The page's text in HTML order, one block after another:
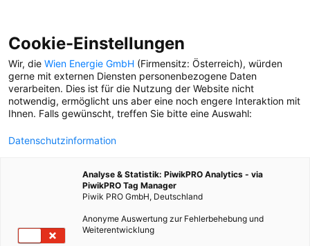
MEXIKO
Mal: Köchin Maria Baez aus
Mexico City
Cookie-Einstellungen
Wir, die Wien Energie GmbH (Firmensitz: Österreich), würden
gerne mit externen Diensten personenbezogene Daten
verarbeiten. Dies ist für die Nutzung der Website nicht
notwendig, ermöglicht uns aber eine noch engere Interaktion mit
Ihnen. Falls gewünscht, treffen Sie bitte eine Auswahl:
Datenschutzinformation
Analyse & Statistik: PiwikPRO Analytics - via
PiwikPRO Tag Manager
Piwik PRO GmbH, Deutschland
Anonyme Auswertung zur Fehlerbehebung und
Weiterentwicklung